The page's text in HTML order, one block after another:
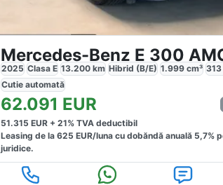
2025 Clasa E 13.200 km Hibrid (B/E) 1.999 cm³ 313
Cutieautomată
62.091 EUR
51.315 EUR +21% TVA deductibil
Leasing de la625 EUR/luna cu dobăndă anuală 5,7%
juridice.